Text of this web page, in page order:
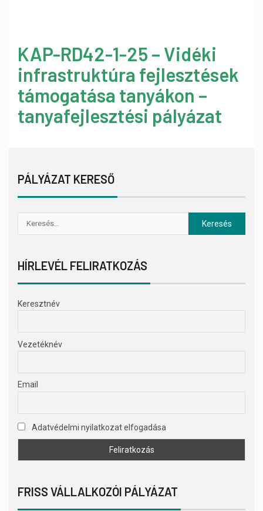
KAP-RD42-1-25 – Vidéki
infrastruktúra fejlesztések
támogatása tanyákon –
tanyafejlesztési pályázat
PÁLYÁZAT KERESŐ
HÍRLEVÉL FELIRATKOZÁS
Keresztnév
Vezetéknév
Email
Adatvédelmi nyilatkozat elfogadása
FRISS VÁLLALKOZÓI PÁLYÁZAT